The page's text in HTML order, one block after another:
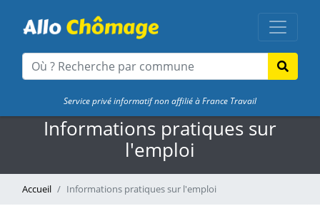
Service privé informatif non affilié à France Travail
Informations pratiques sur
l'emploi
Accueil Informations pratiques sur l'emploi